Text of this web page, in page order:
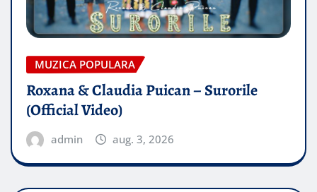
MUZICA POPULARA
Roxana & Claudia Puican – Surorile
(Official Video)
admin aug. 3, 2026